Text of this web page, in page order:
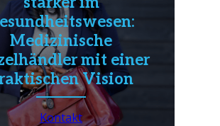
Medizinische
mit einer
Vision
Kontakt